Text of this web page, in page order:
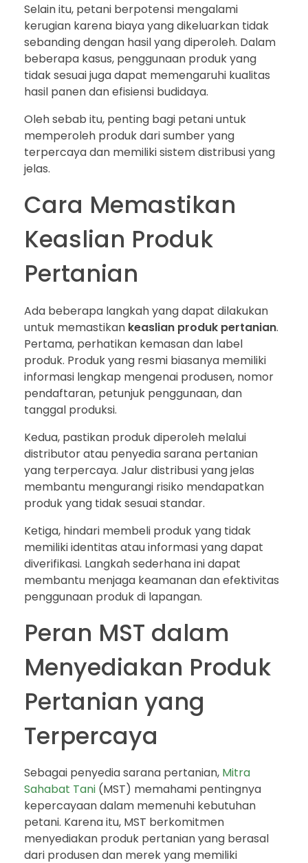
Selain itu, petani berpotensi mengalami
kerugian karena biaya yang dikeluarkan tidak
sebanding dengan hasil yang diperoleh. Dalam
beberapa kasus, penggunaan produk yang
tidak sesuai juga dapat memengaruhi kualitas
hasil panen dan efisiensi budidaya.
Oleh sebab itu, penting bagi petani untuk
memperoleh produk dari sumber yang
terpercaya dan memiliki sistem distribusi yang
jelas.
Cara Memastikan
Keaslian Produk
Pertanian
Ada beberapa langkah yang dapat dilakukan
untuk memastikan keaslian produk pertanian.
Pertama, perhatikan kemasan dan label
produk. Produk yang resmi biasanya memiliki
informasi lengkap mengenai produsen, nomor
pendaftaran, petunjuk penggunaan, dan
tanggal produksi.
Kedua, pastikan produk diperoleh melalui
distributor atau penyedia sarana pertanian
yang terpercaya. Jalur distribusi yang jelas
membantu mengurangi risiko mendapatkan
produk yang tidak sesuai standar.
Ketiga, hindari membeli produk yang tidak
memiliki identitas atau informasi yang dapat
diverifikasi. Langkah sederhana ini dapat
membantu menjaga keamanan dan efektivitas
penggunaan produk di lapangan.
Peran MST dalam
Menyediakan Produk
Pertanian yang
Terpercaya
Sebagai penyedia sarana pertanian, Mitra
Sahabat Tani (MST) memahami pentingnya
kepercayaan dalam memenuhi kebutuhan
petani. Karena itu, MST berkomitmen
menyediakan produk pertanian yang berasal
dari produsen dan merek yang memiliki